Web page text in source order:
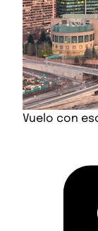
Vuelo con